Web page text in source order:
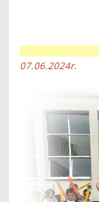
07.06.2024r.